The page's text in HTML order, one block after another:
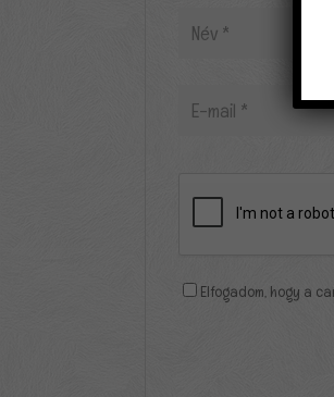
Elfogadom, hogy a